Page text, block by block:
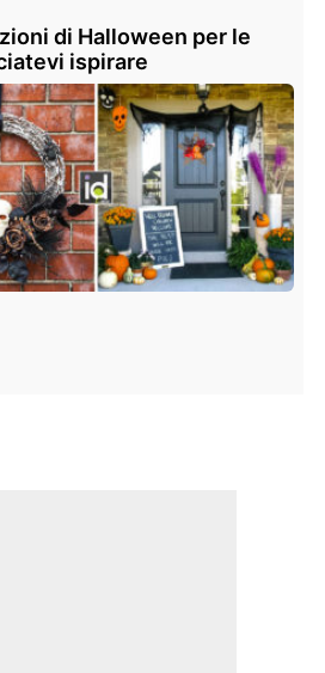
di Halloween per le
ispirare